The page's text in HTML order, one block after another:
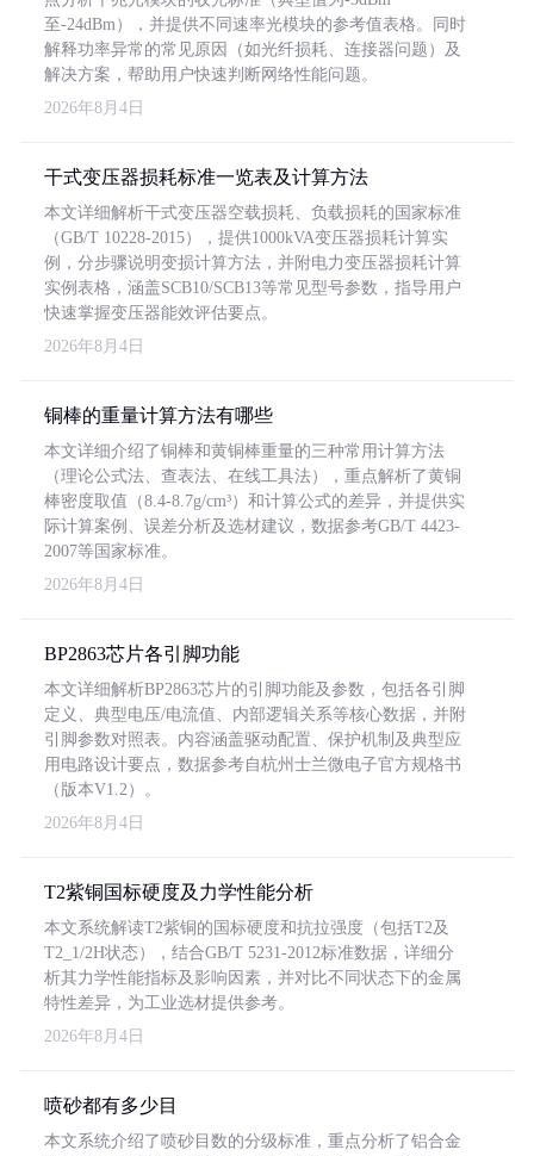
至-24dBm），并提供不同速率光模块的参考值表格。同时
解释功率异常的常见原因（如光纤损耗、连接器问题）及
解决方案，帮助用户快速判断网络性能问题。
2026年8月4日
干式变压器损耗标准一览表及计算方法
本文详细解析干式变压器空载损耗、负载损耗的国家标准
（GB/T 10228-2015），提供1000kVA变压器损耗计算实
例，分步骤说明变损计算方法，并附电力变压器损耗计算
实例表格，涵盖SCB10/SCB13等常见型号参数，指导用户
快速掌握变压器能效评估要点。
2026年8月4日
铜棒的重量计算方法有哪些
本文详细介绍了铜棒和黄铜棒重量的三种常用计算方法
（理论公式法、查表法、在线工具法），重点解析了黄铜
棒密度取值（8.4-8.7g/cm³）和计算公式的差异，并提供实
际计算案例、误差分析及选材建议，数据参考GB/T 4423-
2007等国家标准。
2026年8月4日
BP2863芯片各引脚功能
本文详细解析BP2863芯片的引脚功能及参数，包括各引脚
定义、典型电压/电流值、内部逻辑关系等核心数据，并附
引脚参数对照表。内容涵盖驱动配置、保护机制及典型应
用电路设计要点，数据参考自杭州士兰微电子官方规格书
（版本V1.2）。
2026年8月4日
T2紫铜国标硬度及力学性能分析
本文系统解读T2紫铜的国标硬度和抗拉强度（包括T2及
T2_1/2H状态），结合GB/T 5231-2012标准数据，详细分
析其力学性能指标及影响因素，并对比不同状态下的金属
特性差异，为工业选材提供参考。
2026年8月4日
喷砂都有多少目
本文系统介绍了喷砂目数的分级标准，重点分析了铝合金